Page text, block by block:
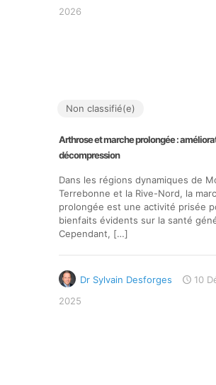
2026
Non classifié(e)
Arthrose et marche prolongée :
décompression
Dans les régions dynamiques de
Terrebonne et la Rive-Nord, la
prolongée est une activité prisée
bienfaits évidents sur la santé
Cependant, […]
Dr Sylvain Desforges
10
2025